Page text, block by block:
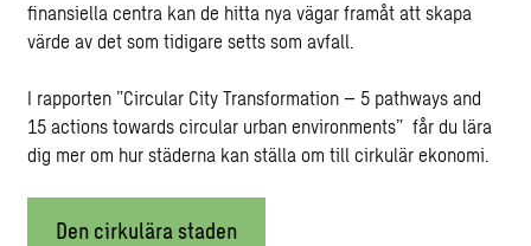
finansiella centra kan de hitta nya vägar framåt att skapa
värde av det som tidigare setts som avfall.
I rapporten ”Circular City Transformation – 5 pathways and
15 actions towards circular urban environments” får du lära
dig mer om hur städerna kan ställa om till cirkulär ekonomi.
Den cirkulära staden